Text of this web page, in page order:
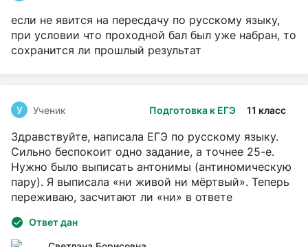
если не явится на пересдачу по русскому языку,
при условии что проходной бал был уже набран, то
сохранится ли прошлый результат
Подготовка к ЕГЭ 11 класс
У Ученик
Здравствуйте, написала ЕГЭ по русскому языку.
Сильно беспокоит одно задание, а точнее 25-е.
Нужно было выписать антонимы (антиномическую
пару). Я выписала «ни живой ни мёртвый». Теперь
переживаю, засчитают ли «ни» в ответе
Ответ дан